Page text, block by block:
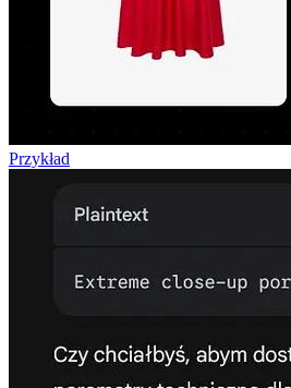
Przykład